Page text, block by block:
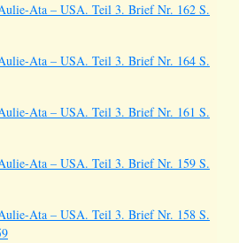
Ata – USA. Teil 3. Brief Nr. 162 S.
Ata – USA. Teil 3. Brief Nr. 164 S.
Ata – USA. Teil 3. Brief Nr. 161 S.
Ata – USA. Teil 3. Brief Nr. 159 S.
Ata – USA. Teil 3. Brief Nr. 158 S.